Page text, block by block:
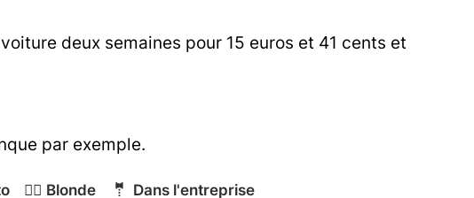
deux semaines pour 15 euros et 41 cents et
par exemple.
👱‍♀️ Blonde 🤵 Dans l'entreprise